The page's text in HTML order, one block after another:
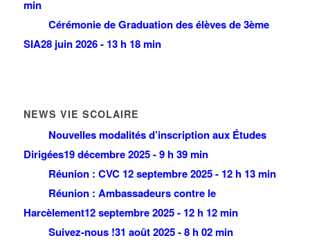
min
Cérémonie de Graduation des élèves de 3ème
SIA28 juin 2026 - 13 h 18 min
NEWS VIE SCOLAIRE
Nouvelles modalités d’inscription aux Études
Dirigées19 décembre 2025 - 9 h 39 min
Réunion : CVC 12 septembre 2025 - 12 h 13 min
Réunion : Ambassadeurs contre le
Harcèlement12 septembre 2025 - 12 h 12 min
Suivez-nous !31 août 2025 - 8 h 02 min